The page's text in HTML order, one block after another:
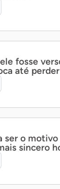
fosse
até
ser o motivo
sincero